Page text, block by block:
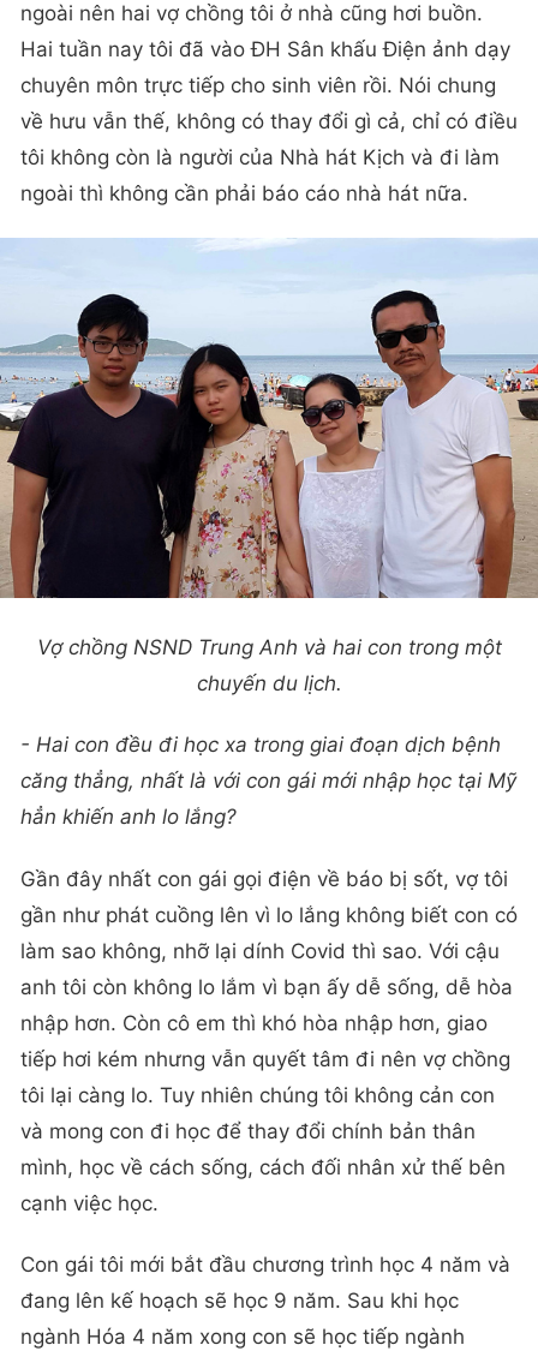
ngoài nên hai vợ chồng tôi ở nhà cũng hơi buồn.
Hai tuần nay tôi đã vào ĐH Sân khấu Điện ảnh dạy
chuyên môn trực tiếp cho sinh viên rồi. Nói chung
về hưu vẫn thế, không có thay đổi gì cả, chỉ có điều
tôi không còn là người của Nhà hát Kịch và đi làm
ngoài thì không cần phải báo cáo nhà hát nữa.
Vợ chồng NSND Trung Anh và hai con trong một
chuyến du lịch.
- Hai con đều đi học xa trong giai đoạn dịch bệnh
căng thẳng, nhất là với con gái mới nhập học tại Mỹ
hẳn khiến anh lo lắng?
Gần đây nhất con gái gọi điện về báo bị sốt, vợ tôi
gần như phát cuồng lên vì lo lắng không biết con có
làm sao không, nhỡ lại dính Covid thì sao. Với cậu
anh tôi còn không lo lắm vì bạn ấy dễ sống, dễ hòa
nhập hơn. Còn cô em thì khó hòa nhập hơn, giao
tiếp hơi kém nhưng vẫn quyết tâm đi nên vợ chồng
tôi lại càng lo. Tuy nhiên chúng tôi không cản con
và mong con đi học để thay đổi chính bản thân
mình, học về cách sống, cách đối nhân xử thế bên
cạnh việc học.
Con gái tôi mới bắt đầu chương trình học 4 năm và
đang lên kế hoạch sẽ học 9 năm. Sau khi học
ngành Hóa 4 năm xong con sẽ học tiếp ngành